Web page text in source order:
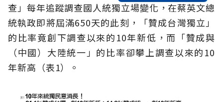
查」每年追蹤調查國人統獨立場變化，在蔡英文總
統執政即將屆滿650天的此刻，「贊成台灣獨立」
的比率竟創下調查以來的10年新低，而「贊成與
（中國）大陸統一」的比率卻攀上調查以來的10
年新高（表1）。